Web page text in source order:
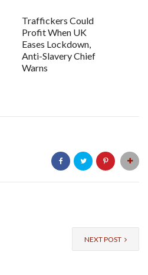
Traffickers Could
Profit When UK
Eases Lockdown,
Anti-Slavery Chief
Warns
NEXT POST